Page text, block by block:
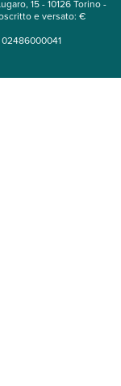
15 - 10126 Torino -
e versato: €